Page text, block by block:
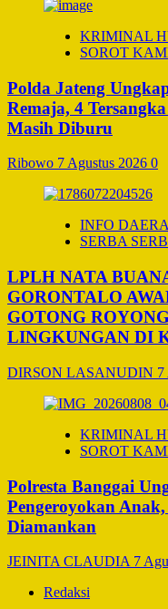
KRIMINAL
SOROT
Polda Jateng
Remaja, 4
Masih Diburu
Ribowo 7 Agustus 2026 0
INFO
SERBA
LPLH NATA
GORONTALO
GOTONG
LINGKUNGAN DI
DIRSON LASANUDIN 7
KRIMINAL
SOROT
Polresta Banggai
Pengeroyokan
Diamankan
JEINITA CLAUDIA 7
Redaksi